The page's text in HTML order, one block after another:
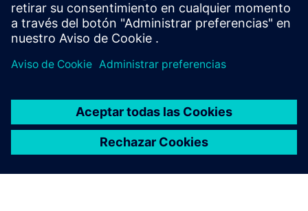
Más información